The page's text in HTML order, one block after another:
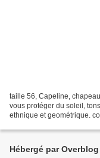
taille 56, Capeline,
vous protéger du soleil,
ethnique et geométrique.
Hébergé par Overblog